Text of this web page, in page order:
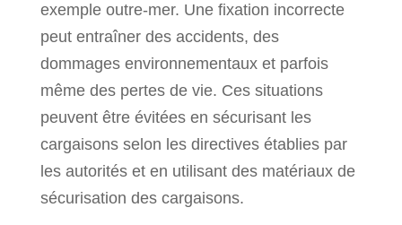
exemple outre-mer. Une fixation incorrecte
peut entraîner des accidents, des
dommages environnementaux et parfois
même des pertes de vie. Ces situations
peuvent être évitées en sécurisant les
cargaisons selon les directives établies par
les autorités et en utilisant des matériaux de
sécurisation des cargaisons.